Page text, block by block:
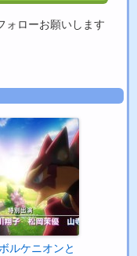
ォローお願いします
ルケニオンと